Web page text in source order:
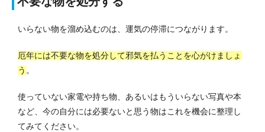
いらない物を溜め込むのは、運気の停滞につながります。
厄年には不要な物を処分して邪気を払うことを心がけましょ
う 。
使っていない家電や持ち物、あるいはもういらない写真や本
など、今の自分には必要ないと思う物はこれを機会に整理し
てみてください。